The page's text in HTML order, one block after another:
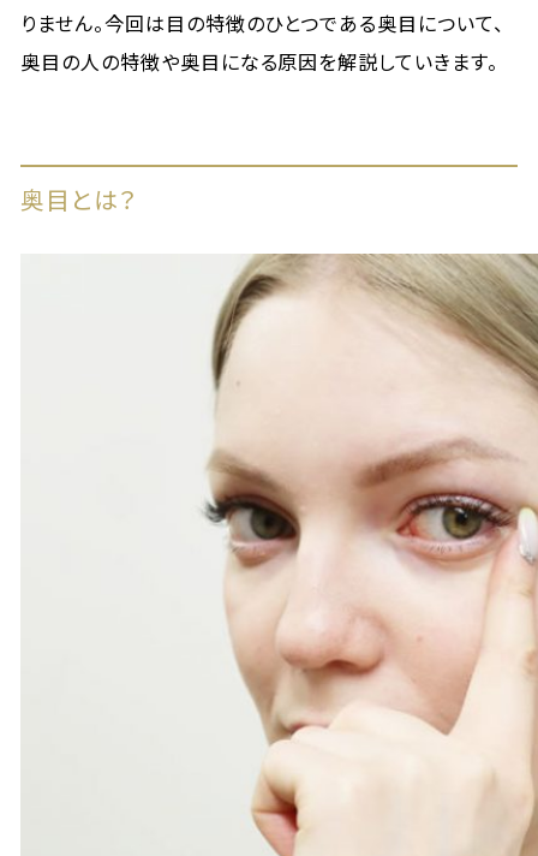
りません。今回は目の特徴のひとつである奥目について、
奥目の人の特徴や奥目になる原因を解説していきます。
奥目とは？